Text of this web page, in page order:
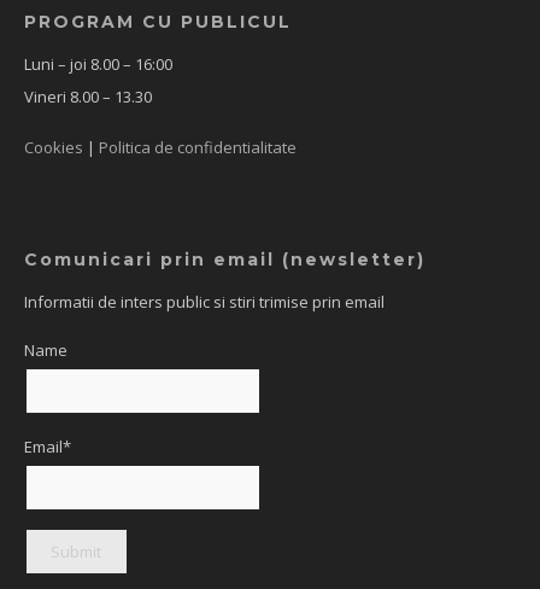
PROGRAM CU PUBLICUL
Luni – joi 8.00 – 16:00
Vineri 8.00 – 13.30
Cookies | Politica de confidentialitate
Comunicari prin email (newsletter)
Informatii de inters public si stiri trimise prin email
Name
Email*